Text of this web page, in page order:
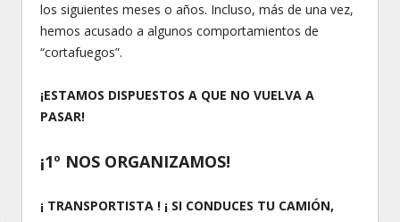
los siguientes meses o años. Incluso, más de una vez,
hemos acusado a algunos comportamientos de
“cortafuegos”.
¡ESTAMOS DISPUESTOS A QUE NO VUELVA A
PASAR!
¡1º NOS ORGANIZAMOS!
¡ TRANSPORTISTA ! ¡ SI CONDUCES TU CAMIÓN,